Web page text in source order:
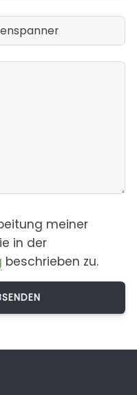
meiner
in der
beschrieben zu.